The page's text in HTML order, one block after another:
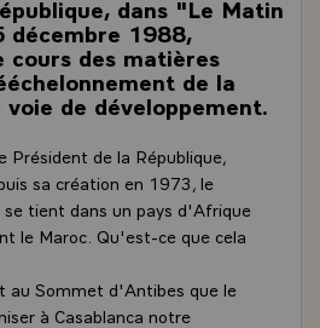
dans "Le Matin
décembre 1988,
cours des matières
de la
de développement.
Président de la République,
sa création en 1973, le
tient dans un pays d'Afrique
le Maroc. Qu'est-ce que cela
au Sommet d'Antibes que le
à Casablanca notre